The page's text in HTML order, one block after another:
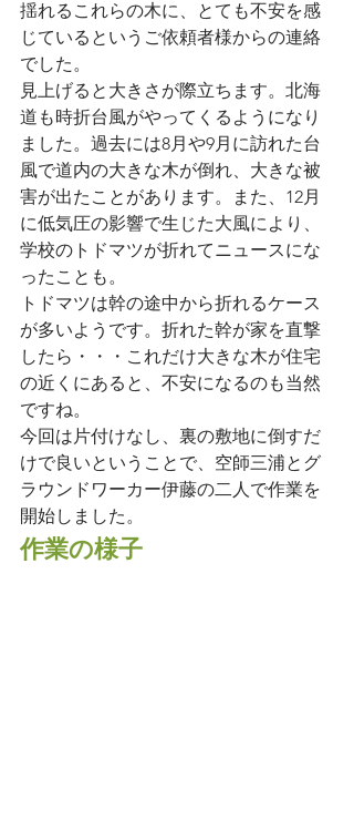
揺れるこれらの木に、とても不安を感
じているというご依頼者様からの連絡
でした。
見上げると大きさが際立ちます。北海
道も時折台風がやってくるようになり
ました。過去には8月や9月に訪れた台
風で道内の大きな木が倒れ、大きな被
害が出たことがあります。また、12月
に低気圧の影響で生じた大風により、
学校のトドマツが折れてニュースにな
ったことも。
トドマツは幹の途中から折れるケース
が多いようです。折れた幹が家を直撃
したら・・・これだけ大きな木が住宅
の近くにあると、不安になるのも当然
ですね。
今回は片付けなし、裏の敷地に倒すだ
けで良いということで、空師三浦とグ
ラウンドワーカー伊藤の二人で作業を
開始しました。
作業の様子